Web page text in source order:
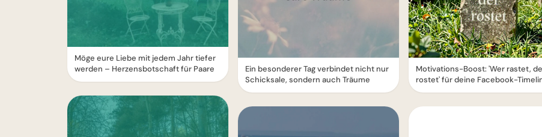
Möge eure Liebe mit jedem Jahr tiefer
werden – Herzensbotschaft für Paare
Ein besonderer Tag verbindet nicht nur
Schicksale, sondern auch Träume
Motivations-Boost: 'Wer rastet,
rostet' für deine Facebook-